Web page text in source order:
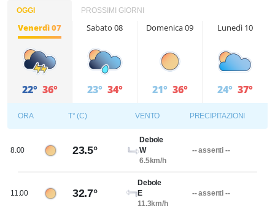
OGGI PROSSIMI GIORNI
Venerdì 07
22° 36°
Sabato 08
23° 34°
Domenica 09
21° 36°
Lunedì 10
24° 37°
ORA T° (C) VENTO PRECIPITAZIONI
8.00 23.5°
Debole
W
6.5km/h
-- assenti --
11.00 32.7°
Debole
E
11.3km/h
-- assenti --